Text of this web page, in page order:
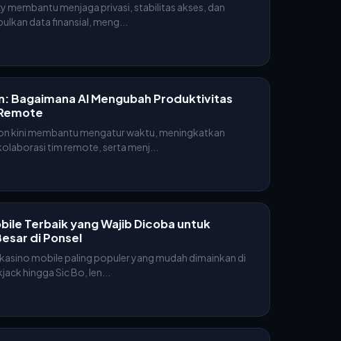
membantu menjaga privasi, stabilitas akses, dan
data finansial, meng...
Bagaimana AI Mengubah Produktivitas
kini membantu mengatur waktu, meningkatkan
tim remote, serta menj...
Terbaik yang Wajib Dicoba untuk
di Ponsel
mobile paling populer yang mudah dimainkan di
hingga Sic Bo, len...